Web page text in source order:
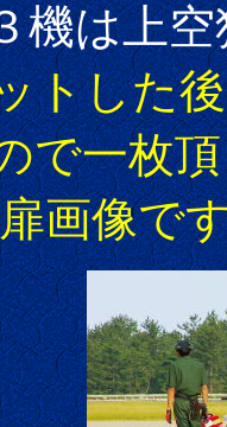
しと
トした
で一枚
です